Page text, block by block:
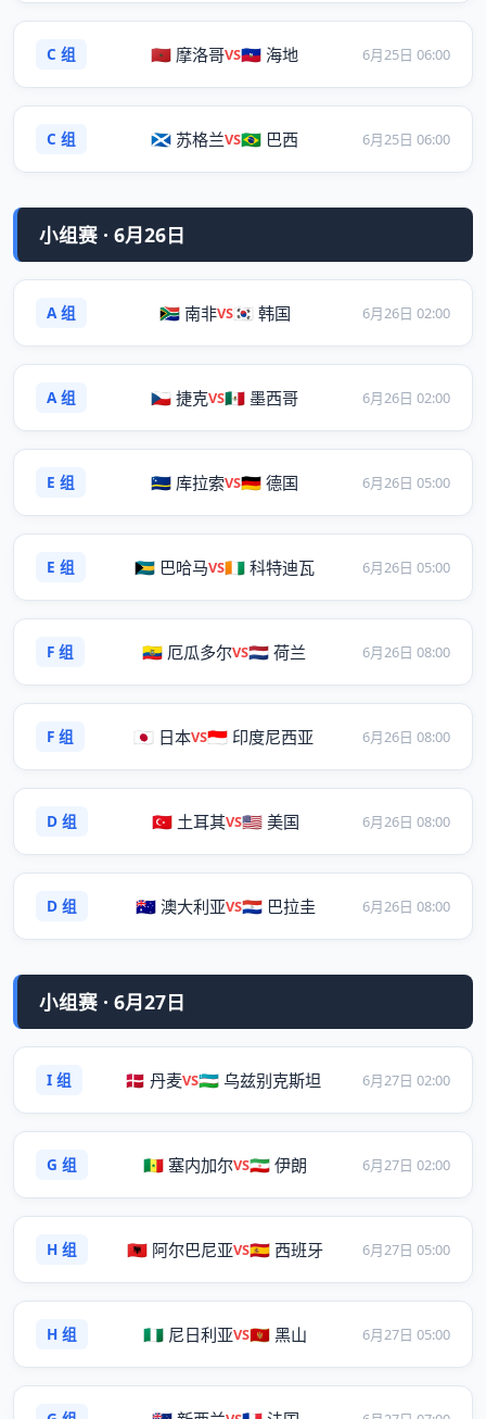
C 组 🇲🇦 摩洛哥VS🇭🇹 海地 6月25日 06:00
C 组 🏴󠁧󠁢󠁳󠁣󠁴󠁿 苏格兰VS🇧🇷 巴西 6月25日 06:00
小组赛 · 6月26日
A 组 🇿🇦 南非VS🇰🇷 韩国 6月26日 02:00
A 组 🇨🇿 捷克VS🇲🇽 墨西哥 6月26日 02:00
E 组 🇨🇼 库拉索VS🇩🇪 德国 6月26日 05:00
E 组 🇧🇸 巴哈马VS🇨🇮 科特迪瓦 6月26日 05:00
F 组 🇪🇨 厄瓜多尔VS🇳🇱 荷兰 6月26日 08:00
F 组 🇯🇵 日本VS🇮🇩 印度尼西亚 6月26日 08:00
D 组 🇹🇷 土耳其VS🇺🇸 美国 6月26日 08:00
D 组 🇦🇺 澳大利亚VS🇵🇾 巴拉圭 6月26日 08:00
小组赛 · 6月27日
I 组 🇩🇰 丹麦VS🇺🇿 乌兹别克斯坦 6月27日 02:00
G 组 🇸🇳 塞内加尔VS🇮🇷 伊朗 6月27日 02:00
H 组 🇦🇱 阿尔巴尼亚VS🇪🇸 西班牙 6月27日 05:00
H 组 🇳🇬 尼日利亚VS🇲🇪 黑山 6月27日 05:00